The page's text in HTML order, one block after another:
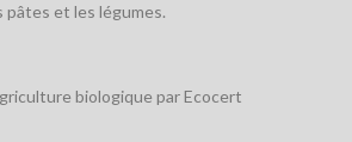
pâtes et les légumes.
biologique par Ecocert